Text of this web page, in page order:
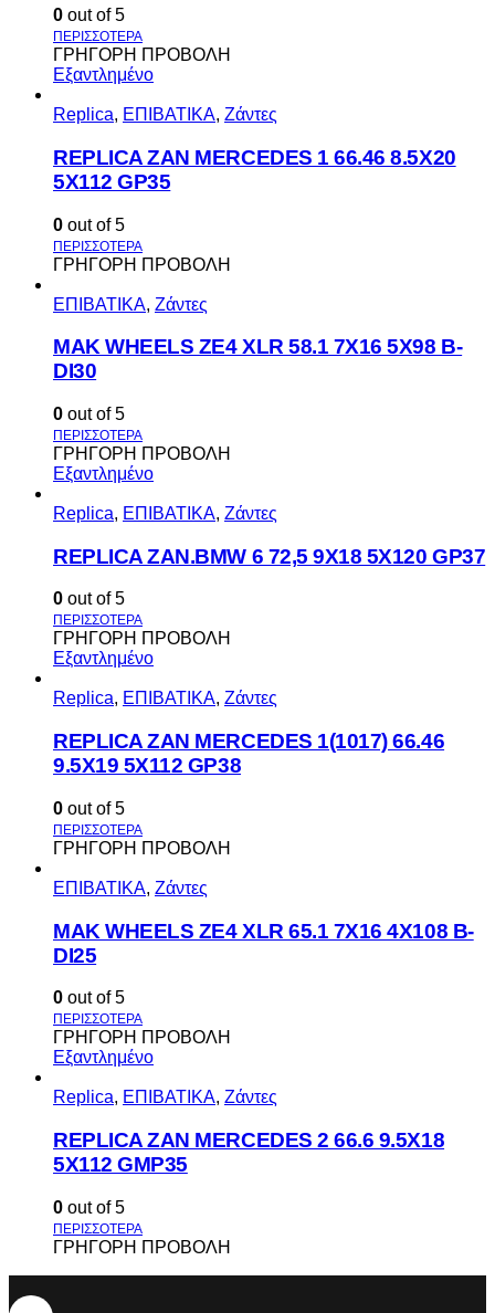
0 out of 5
ΓΡΗΓΟΡΗ ΠΡΟΒΟΛΗ
Εξαντλημένο
Replica, ΕΠΙΒΑΤΙΚΑ, Ζάντες
REPLICA ZAN MERCEDES 1 66.46 8.5X20
5X112 GP35
0 out of 5
ΓΡΗΓΟΡΗ ΠΡΟΒΟΛΗ
ΕΠΙΒΑΤΙΚΑ, Ζάντες
MAK WHEELS ΖΕ4 XLR 58.1 7Χ16 5Χ98 Β-
DI30
0 out of 5
ΓΡΗΓΟΡΗ ΠΡΟΒΟΛΗ
Εξαντλημένο
Replica, ΕΠΙΒΑΤΙΚΑ, Ζάντες
REPLICA ZAN.BMW 6 72,5 9X18 5X120 GP37
0 out of 5
ΓΡΗΓΟΡΗ ΠΡΟΒΟΛΗ
Εξαντλημένο
Replica, ΕΠΙΒΑΤΙΚΑ, Ζάντες
REPLICA ZAN MERCEDES 1(1017) 66.46
9.5X19 5X112 GP38
0 out of 5
ΓΡΗΓΟΡΗ ΠΡΟΒΟΛΗ
ΕΠΙΒΑΤΙΚΑ, Ζάντες
MAK WHEELS ΖΕ4 XLR 65.1 7Χ16 4Χ108 Β-
DI25
0 out of 5
ΓΡΗΓΟΡΗ ΠΡΟΒΟΛΗ
Εξαντλημένο
Replica, ΕΠΙΒΑΤΙΚΑ, Ζάντες
REPLICA ZAN MERCEDES 2 66.6 9.5X18
5X112 GMP35
0 out of 5
ΓΡΗΓΟΡΗ ΠΡΟΒΟΛΗ